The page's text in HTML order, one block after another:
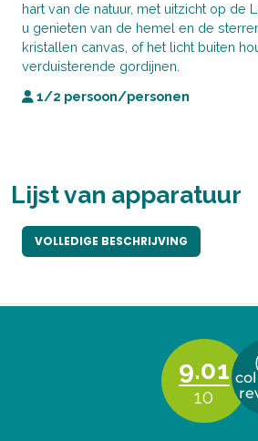
hart van de natuur, met uitzicht op de
u genieten van de hemel en de
kristallen canvas, of het licht buiten
verduisterende gordijnen.
1/2 persoon/personen
Lijst van apparatuur
VOLLEDIGE BESCHRIJVING